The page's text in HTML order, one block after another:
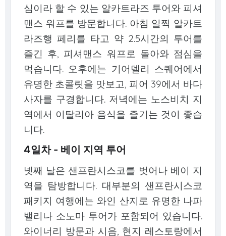
심이라 할 수 있는 알카트라즈 투어와 피셔
맨스 워프를 방문합니다. 아침 일찍 알카트
라즈행 페리를 타고 약 2.5시간의 투어를
즐긴 후, 피셔맨스 워프로 돌아와 점심을
먹습니다. 오후에는 기어델리 스퀘어에서
유명한 초콜릿을 맛보고, 피어 39에서 바다
사자를 구경합니다. 저녁에는 노스비치 지
역에서 이탈리아 음식을 즐기는 것이 좋습
니다.
4일차 - 베이 지역 투어
넷째 날은 샌프란시스코를 벗어나 베이 지
역을 탐방합니다. 대부분의 샌프란시스코
패키지 여행에는 와인 산지로 유명한 나파
밸리나 소노마 투어가 포함되어 있습니다.
와이너리 방문과 시음, 현지 레스토랑에서